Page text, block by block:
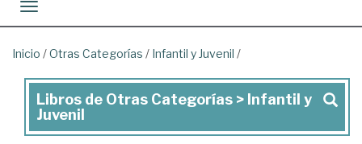
Toggle navigation
Inicio /Otras Categorías / Infantil y Juvenil /
Libros
de
Libros de Otras Categorías > Infantil y
Juvenil